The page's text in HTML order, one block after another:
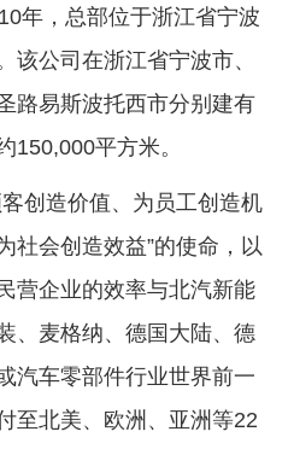
年，总部位于浙江省宁波
该公司在浙江省宁波市、
路易斯波托西市分别建有
150,000平方米。
创造价值、为员工创造机
社会创造效益”的使命，以
营企业的效率与北汽新能
、麦格纳、德国大陆、德
汽车零部件行业世界前一
至北美、欧洲、亚洲等22